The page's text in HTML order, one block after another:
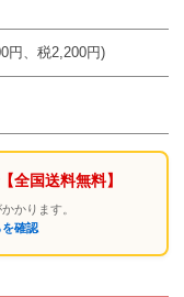
円、税2,200円)
【全国送料無料】
かります。
確認